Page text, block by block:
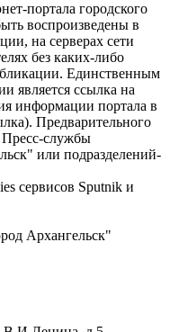
портала городского
воспроизведены в
на серверах сети
без каких-либо
Единственным
является ссылка на
информации портала в
Предварительного
Пресс-службы
или подразделений-
сервисов Sputnik и
Архангельск"